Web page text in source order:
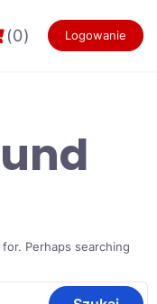
(0) Logowanie
Perhaps searching